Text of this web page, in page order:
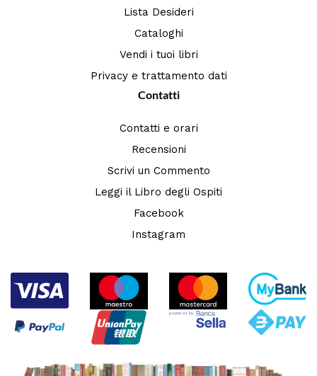
Lista Desideri
Cataloghi
Vendi i tuoi libri
Privacy e trattamento dati
Contatti
Contatti e orari
Recensioni
Scrivi un Commento
Leggi il Libro degli Ospiti
Facebook
Instagram